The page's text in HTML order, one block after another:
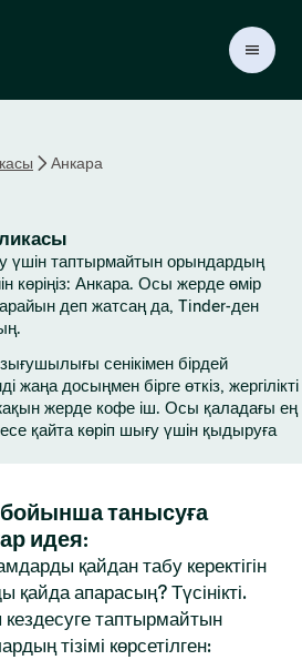
Анкара
үшін таптырмайтын орындардың
көріңіз: Анкара. Осы жерде өмір
деп жатсаң да, Tinder-ден
сенікімен бірдей
досыңмен бірге өткіз, жергілікті
жерде кофе іш. Осы қаладағы ең
қайта көріп шығу үшін қыдыруға
танысуға
идея:
қайдан табу керектігін
қайда апарасың? Түсінікті.
таптырмайтын
тізімі көрсетілген: